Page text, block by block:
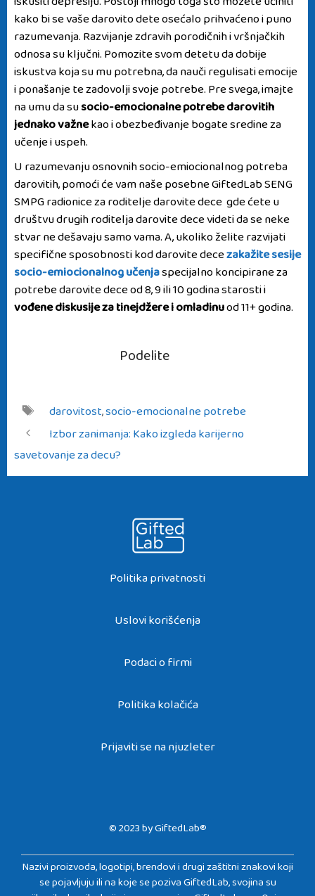
kako bi se vaše darovito dete osećalo prihvaćeno i puno
razumevanja. Razvijanje zdravih porodičnih i vršnjačkih
odnosa su ključni. Pomozite svom detetu da dobije
iskustva koja su mu potrebna, da nauči regulisati emocije
i ponašanje te zadovolji svoje potrebe. Pre svega, imajte
na umu da susocio-emocionalne potrebe darovitih
jednako važnekao i obezbeđivanje bogate sredine za
učenje i uspeh.
U razumevanju osnovnih socio-emiocionalnog potreba
darovitih, pomoći će vam našeposebne GiftedLab SENG
SMPG radionice za roditelje darovite decegde ćete u
društvu drugih roditelja darovite dece videti da se neke
stvar ne dešavaju samo vama. A, ukoliko želite razvijati
specifične sposobnosti kod darovite decezakažite sesije
socio-emiocionalnog učenjaspecijalno koncipirane za
potrebe darovite dece od 8, 9 ili 10 godina starosti i
vođene diskusije za tinejdžere i omladinuod 11+ godina.
Podelite
Tags
darovitost,socio-emocionalne potrebe
Post
navigation
Izbor zanimanja: Kako izgleda karijerno
savetovanje za decu?
Politika privatnosti
Uslovi korišćenja
Podaci o firmi
Politika kolačića
Prijaviti se na njuzleter
© 2023 by GiftedLab®
Nazivi proizvoda, logotipi, brendovi i drugi zaštitni znakovi koji
se pojavljuju ili na koje se poziva GiftedLab, svojina su